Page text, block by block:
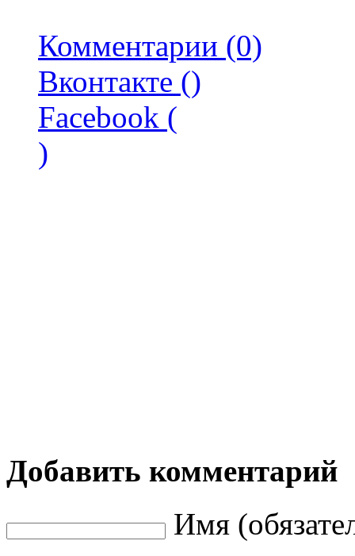
Комментарии (0)
Вконтакте ()
Facebook (
)
Добавить комментарий
Имя